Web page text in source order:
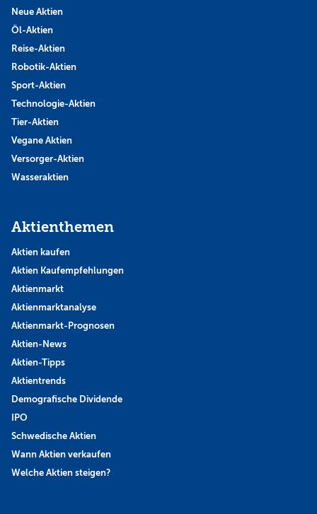
Neue Aktien
Öl-Aktien
Reise-Aktien
Robotik-Aktien
Sport-Aktien
Technologie-Aktien
Tier-Aktien
Vegane Aktien
Versorger-Aktien
Wasseraktien
Aktienthemen
Aktien kaufen
Aktien Kaufempfehlungen
Aktienmarkt
Aktienmarktanalyse
Aktienmarkt-Prognosen
Aktien-News
Aktien-Tipps
Aktientrends
Demografische Dividende
IPO
Schwedische Aktien
Wann Aktien verkaufen
Welche Aktien steigen?